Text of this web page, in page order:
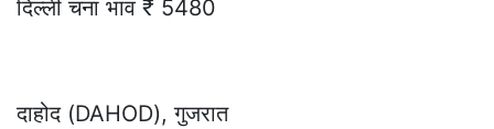
दिल्ली चना भाव ₹ 5480
दाहोद (DAHOD), गुजरात